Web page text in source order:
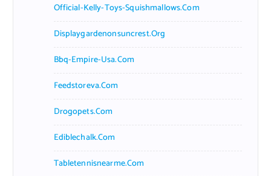
Official-Kelly-Toys-Squishmallows.com
Displaygardenonsuncrest.org
Bbq-Empire-Usa.com
Feedstoreva.com
Drogopets.com
Ediblechalk.com
Tabletennisnearme.com